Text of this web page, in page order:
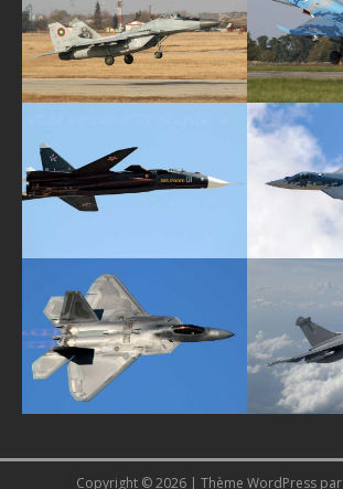
Copyright © 2026 | Thème WordPress par